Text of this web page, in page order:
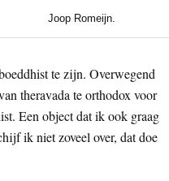
Joop Romeijn.
te zijn. Overwegend
theravada te orthodox voor
Een object dat ik ook graag
ik niet zoveel over, dat doe